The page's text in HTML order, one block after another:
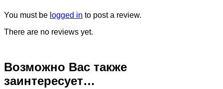
You must be logged in to post a review.
There are no reviews yet.
Возможно Вас также
заинтересует…